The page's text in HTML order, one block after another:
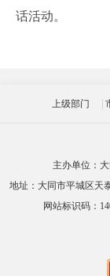
话活动。
上级部门
主办单位：
地址：大同市平城区天
网站标识码：